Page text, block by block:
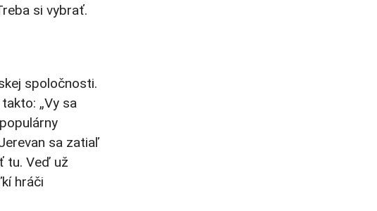
si vybrať.
spoločnosti.
„Vy sa
sa zatiaľ
tu. Veď už
hráči